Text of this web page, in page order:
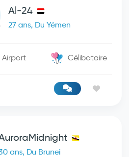
Al-24
27 ans, Du Yémen
Airport Célibataire
ans, Du Brunei